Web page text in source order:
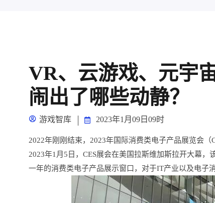
VR、云游戏、元宇
闹出了哪些动静？
游戏智库 2023年1月09日09时
2022年刚刚结束，2023年国际消费类电子产品展览会（
2023年1月5日，CES展会在美国拉斯维加斯拉开大幕
一年的消费类电子产品展示窗口，对于IT产业以及电子